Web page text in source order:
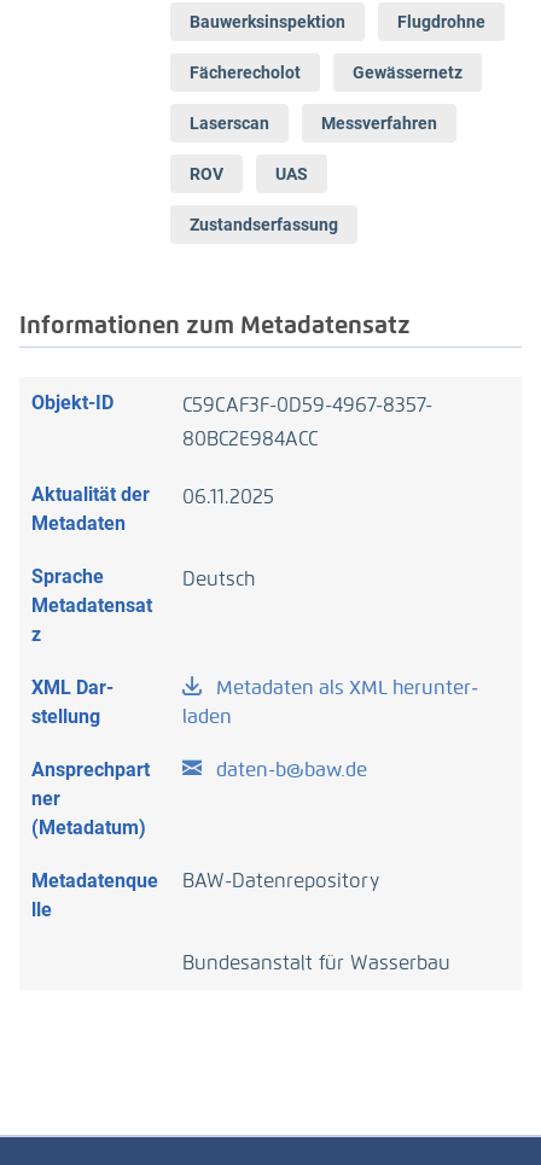
Bauwerksinspektion Flugdrohne
Fächerecholot Gewässernetz
Laserscan Messverfahren
ROV UAS
Zustandserfassung
Informationen zum Metadatensatz
Objekt-ID
C59CAF3F-0D59-4967-8357-
80BC2E984ACC
Aktualität der
Metadaten
06.11.2025
Sprache
Metadatensat
z
Deutsch
XML Dar­
stellung
Metadaten als XML herunter­
laden
Ansprechpart
ner
(Metadatum)
daten-b@baw.de
Metadatenque
lle
BAW-Datenrepository
Bundesanstalt für Wasserbau